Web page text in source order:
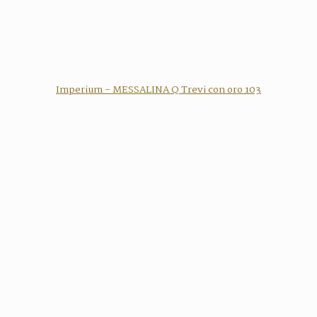
Imperium - MESSALINA Q Trevi con oro 103